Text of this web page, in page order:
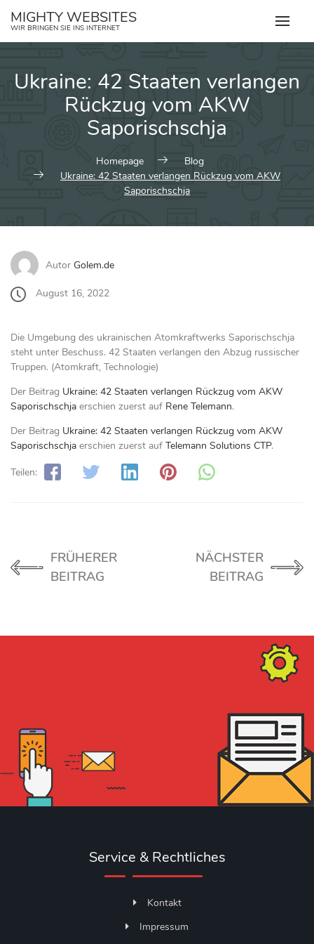
InhaltMIGHTY WEBSITES
WIR BRINGEN SIE INS INTERNET
Ukraine: 42 Staaten verlangen
Rückzug vom AKW
Saporischschja
Homepage
Blog
Ukraine: 42 Staaten verlangen Rückzug vom AKW
Saporischschja
Autor Golem.de
August 16, 2022
Die Umgebung des ukrainischen Atomkraftwerks Saporischschja
steht unter Beschuss. 42 Staaten verlangen den Abzug russischer
Truppen. (Atomkraft, Technologie)
Der Beitrag Ukraine: 42 Staaten verlangen Rückzug vom AKW
Saporischschja erschien zuerst auf Rene Telemann.
Der Beitrag Ukraine: 42 Staaten verlangen Rückzug vom AKW
Saporischschja erschien zuerst auf Telemann Solutions CTP.
Teilen:
FRÜHERER
BEITRAG
NÄCHSTER
BEITRAG
Service & Rechtliches
Kontakt
Impressum